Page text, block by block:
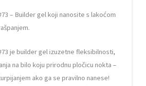
– Builder gel koji nanosite s lakoćom
je builder gel izuzetne fleksibilnosti,
na bilo koju prirodnu pločicu nokta –
ako ga se pravilno nanese!